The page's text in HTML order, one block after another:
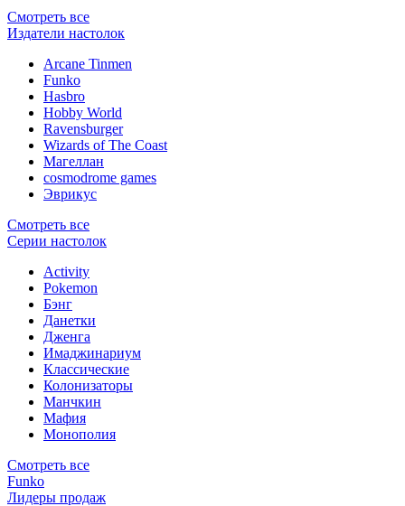
Смотреть все
Издатели настолок
Arcane Tinmen
Funko
Hasbro
Hobby World
Ravensburger
Wizards of The Coast
Магеллан
сosmodrome games
Эврикус
Смотреть все
Серии настолок
Activity
Pokemon
Бэнг
Данетки
Дженга
Имаджинариум
Классические
Колонизаторы
Манчкин
Мафия
Монополия
Смотреть все
Funko
Лидеры продаж